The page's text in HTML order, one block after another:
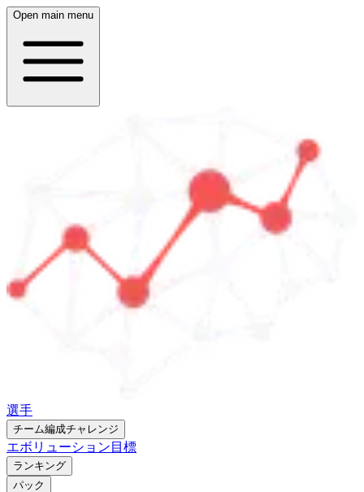
Open main menu
選手
チーム編成チャレンジ
エボリューション 目標
ランキング
パック